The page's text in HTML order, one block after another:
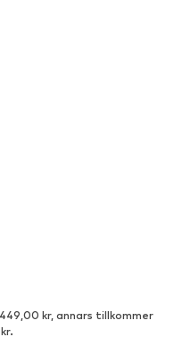
kr, annars tillkommer